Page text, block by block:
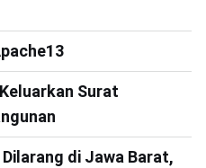
Surat
di Jawa Barat,